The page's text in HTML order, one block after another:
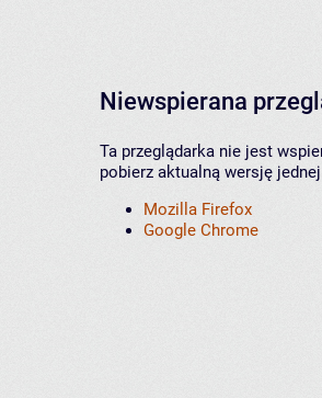
Niewspierana
Ta przeglądarka nie jest
pobierz aktualną wersję
Mozilla Firefox
Google Chrome